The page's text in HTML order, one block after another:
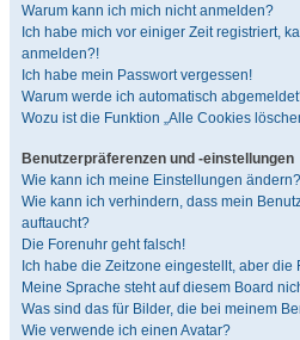
Warum kann ich mich nicht anmelden?
Ich habe mich vor einiger Zeit registriert,
anmelden?!
Ich habe mein Passwort vergessen!
Warum werde ich automatisch
Wozu ist die Funktion „Alle Cookies
Benutzerpräferenzen und -einstellungen
Wie kann ich meine Einstellungen ändern?
Wie kann ich verhindern, dass mein
auftaucht?
Die Forenuhr geht falsch!
Ich habe die Zeitzone eingestellt, aber
Meine Sprache steht auf diesem Board
Was sind das für Bilder, die bei meinem
Wie verwende ich einen Avatar?